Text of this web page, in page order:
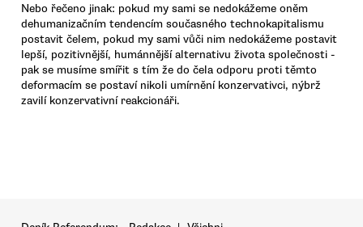
Nebo řečeno jinak: pokud my sami se nedokážeme oněm
dehumanizačním tendencím současného technokapitalismu
postavit čelem, pokud my sami vůči nim nedokážeme postavit
lepší, pozitivnější, humánnější alternativu života společnosti -
pak se musíme smířit s tím že do čela odporu proti těmto
deformacím se postaví nikoli umírnění konzervativci, nýbrž
zavilí konzervativní reakcionáři.